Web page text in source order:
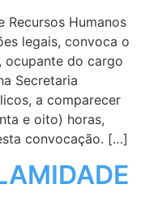
Recursos Humanos
legais, convoca o
ocupante do cargo
Secretaria
a comparecer
e oito) horas,
convocação. […]